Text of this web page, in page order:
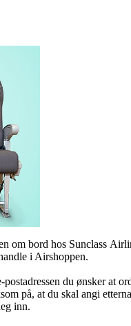
om bord hos Sunclass
i Airshoppen.
du ønsker at
på, at du skal angi
inn.